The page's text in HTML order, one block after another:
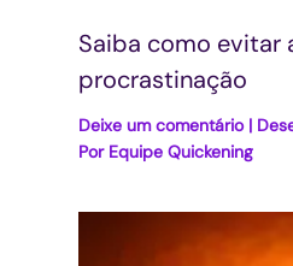
Saiba como evitar
procrastinação
Deixe um comentário |
Por Equipe Quickening